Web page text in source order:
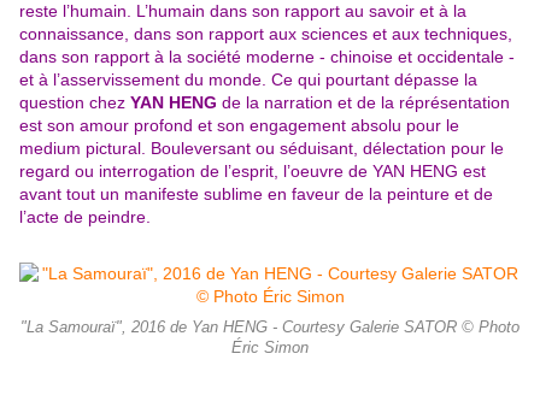
reste l’humain. L’humain dans son rapport au savoir et à la
connaissance, dans son rapport aux sciences et aux techniques,
dans son rapport à la société moderne - chinoise et occidentale -
et à l’asservissement du monde. Ce qui pourtant dépasse la
question chez YAN HENG de la narration et de la réprésentation
est son amour profond et son engagement absolu pour le
medium pictural. Bouleversant ou séduisant, délectation pour le
regard ou interrogation de l’esprit, l’oeuvre de YAN HENG est
avant tout un manifeste sublime en faveur de la peinture et de
l’acte de peindre.
"La Samouraï", 2016 de Yan HENG - Courtesy Galerie SATOR © Photo
Éric Simon